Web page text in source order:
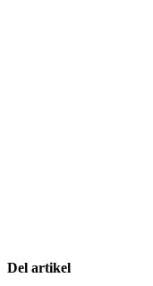
Del artikel